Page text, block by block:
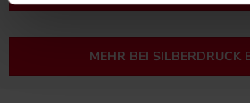
MEHR BEI SILBERDRUCK